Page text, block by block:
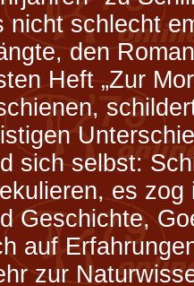
nicht schlecht
den
Heft „Zur
sich selbst:
es zog
Geschichte,
auf
zur